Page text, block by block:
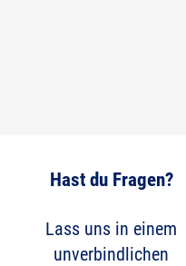
Hast du Fragen?
Lass uns in einem
unverbindlichen